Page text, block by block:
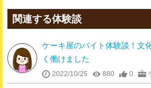
関連する体験談
ケーキ屋のバイト体験談！文
く働けました
2022/10/25 880 0